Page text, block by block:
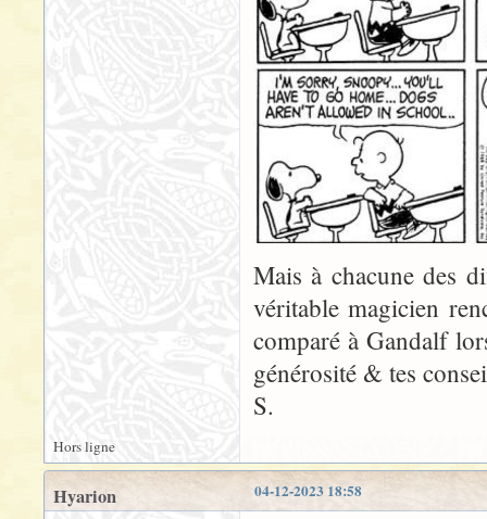
Mais à chacune des
véritable magicien
comparé à Gandalf
générosité & tes
S.
Hors ligne
04-12-2023 18:58
Hyarion